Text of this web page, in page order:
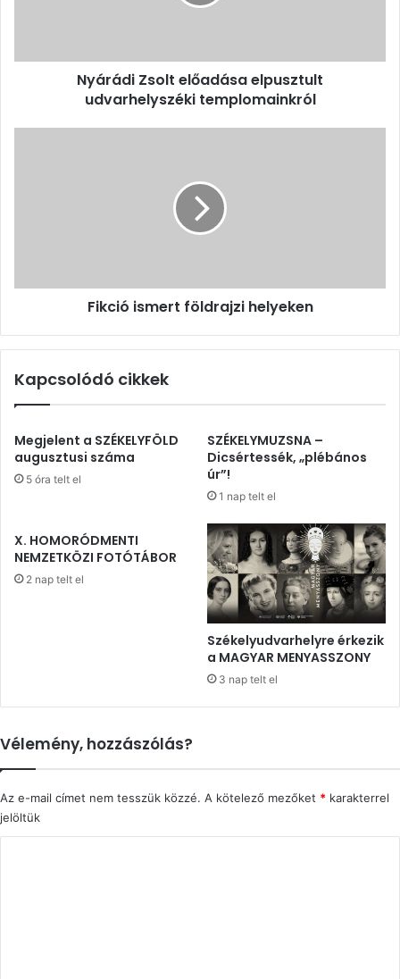
Nyárádi Zsolt előadása elpusztult
udvarhelyszéki templomainkról
Fikció ismert földrajzi helyeken
Kapcsolódó cikkek
Megjelent a SZÉKELYFÖLD
augusztusi száma
5 óra telt el
SZÉKELYMUZSNA –
Dicsértessék, „plébános
úr”!
1 nap telt el
X. HOMORÓDMENTI
NEMZETKÖZI FOTÓTÁBOR
2 nap telt el
Székelyudvarhelyre érkezik
a MAGYAR MENYASSZONY
3 nap telt el
Vélemény, hozzászólás?
Az e-mail címet nem tesszük közzé. A kötelező mezőket * karakterrel
jelöltük